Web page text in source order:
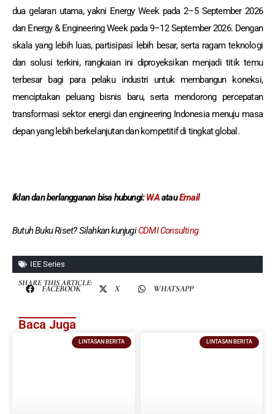
dua gelaran utama, yakni Energy Week pada 2–5 September 2026
dan Energy & Engineering Week pada 9–12 September 2026. Dengan
skala yang lebih luas, partisipasi lebih besar, serta ragam teknologi
dan solusi terkini, rangkaian ini diproyeksikan menjadi titik temu
terbesar bagi para pelaku industri untuk membangun koneksi,
menciptakan peluang bisnis baru, serta mendorong percepatan
transformasi sektor energi dan engineering Indonesia menuju masa
depan yang lebih berkelanjutan dan kompetitif di tingkat global.
Iklan dan berlanggananbisa hubungi:WAatauEmail
Butuh Buku Riset? Silahkan kunjugiCDMI Consulting
IEE Series
SHARE THIS ARTICLE:
FACEBOOK X WHATSAPP
Baca Juga
LINTASAN BERITA LINTASAN BERITA